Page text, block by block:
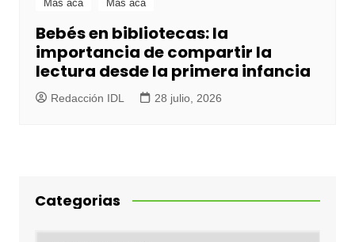
Más acá Más acá
Bebés en bibliotecas: la
importancia de compartir la
lectura desde la primera infancia
Redacción IDL 28 julio, 2026
Categorias